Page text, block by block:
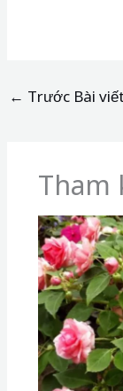
← Trước Bài viết
Tham